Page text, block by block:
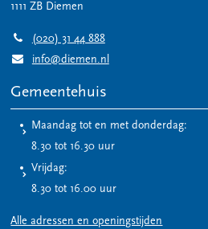
1111 ZB Diemen
(020) 31 44 888
info@diemen.nl
Gemeentehuis
Maandag tot en met donderdag:
8.30 tot 16.30 uur
Vrijdag:
8.30 tot 16.00 uur
Alle adressen en openingstijden